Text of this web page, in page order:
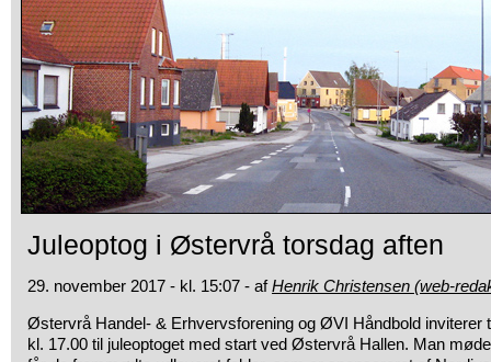
Juleoptog i Østervrå torsdag aften
29. november 2017 - kl. 15:07 - afHenrik Christensen (web-
Østervrå Handel- & Erhvervsforening og ØVI Håndbold inviterer
kl. 17.00 til juleoptoget med start ved Østervrå Hallen. Man